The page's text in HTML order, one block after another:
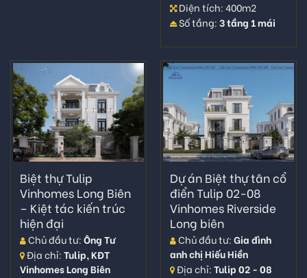
Diện tích: 400m2
Số tầng: 3 tầng 1 mái
Biệt thự Tulip
Vinhomes Long Biên
– Kiệt tác kiến trúc
hiện đại
Chủ đầu tư: Ông Tư
Địa chỉ: Tulip, KĐT
Vinhomes Long Biên
Dự án Biệt thự tân cổ
điển Tulip 02-08
Vinhomes Riverside
Long biên
Chủ đầu tư: Gia đình
anh chị Hiếu Hiền
Địa chỉ: Tulip 02 - 08